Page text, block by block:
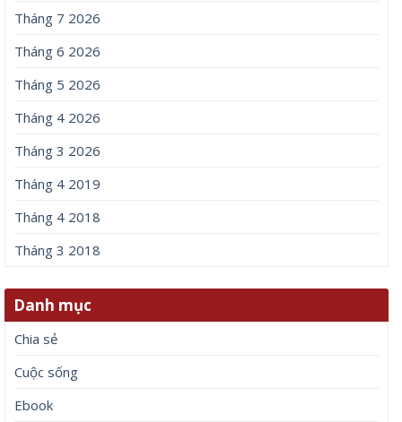
Tháng 7 2026
Tháng 6 2026
Tháng 5 2026
Tháng 4 2026
Tháng 3 2026
Tháng 4 2019
Tháng 4 2018
Tháng 3 2018
Danh mục
Chia sẻ
Cuộc sống
Ebook